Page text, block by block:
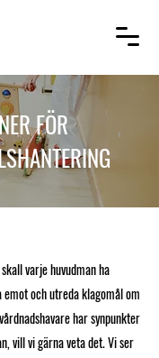
FÖR
varje huvudman ha
och utreda klagomål om
har synpunkter
vill vi gärna veta det. Vi ser